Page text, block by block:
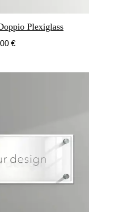
Plexiglass
€